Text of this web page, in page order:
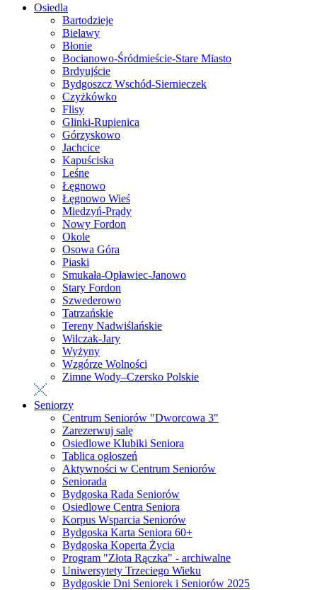
Osiedla
Bartodzieje
Bielawy
Błonie
Bocianowo-Śródmieście-Stare Miasto
Brdyujście
Bydgoszcz Wschód-Siernieczek
Czyżkówko
Flisy
Glinki-Rupienica
Górzyskowo
Jachcice
Kapuściska
Leśne
Łęgnowo
Łęgnowo Wieś
Miedzyń-Prądy
Nowy Fordon
Okole
Osowa Góra
Piaski
Smukała-Opławiec-Janowo
Stary Fordon
Szwederowo
Tatrzańskie
Tereny Nadwiślańskie
Wilczak-Jary
Wyżyny
Wzgórze Wolności
Zimne Wody–Czersko Polskie
Seniorzy
Centrum Seniorów "Dworcowa 3"
Zarezerwuj salę
Osiedlowe Klubiki Seniora
Tablica ogłoszeń
Aktywności w Centrum Seniorów
Seniorada
Bydgoska Rada Seniorów
Osiedlowe Centra Seniora
Korpus Wsparcia Seniorów
Bydgoska Karta Seniora 60+
Bydgoska Koperta Życia
Program "Złota Rączka" - archiwalne
Uniwersytety Trzeciego Wieku
Bydgoskie Dni Seniorek i Seniorów 2025